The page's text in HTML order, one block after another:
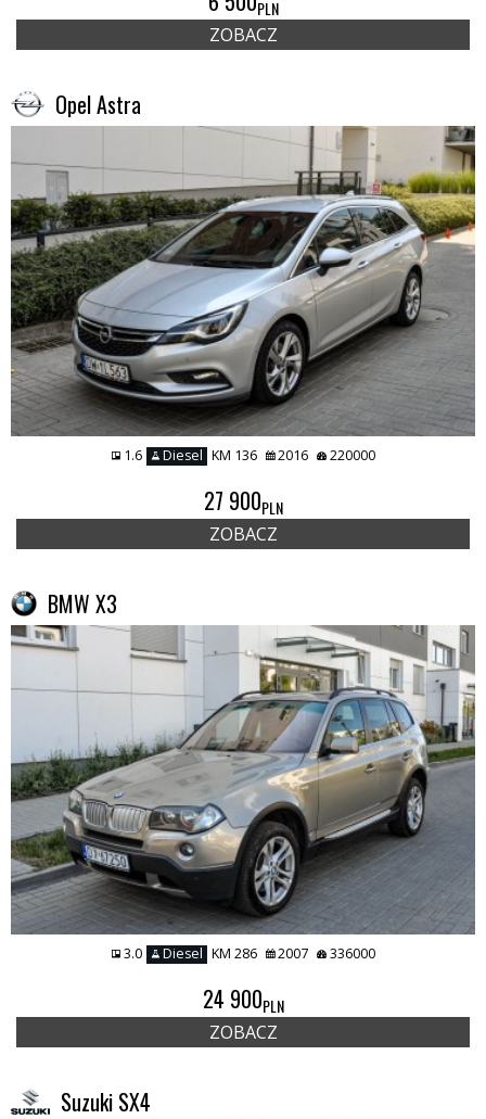
PLN
ZOBACZ
Opel Astra
1.6 Diesel KM 136 2016 220000
27 900PLN
ZOBACZ
BMW X3
3.0 Diesel KM 286 2007 336000
24 900PLN
ZOBACZ
Suzuki SX4